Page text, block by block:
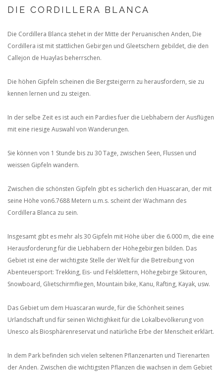
DIE CORDILLERA BLANCA
Die Cordillera Blanca stehet in der Mitte der Peruanischen Anden, Die
Cordillera ist mit stattlichen Gebirgen und Gleetschern gebildet, die den
Callejon de Huaylas beherrschen.
Die höhen Gipfeln scheinen die Bergsteigerrn zu herausfordern, sie zu
kennen lernen und zu steigen.
In der selbe Zeit es ist auch ein Pardies fuer die Liebhabern der Ausflügen
mit eine riesige Auswahl von Wanderungen.
Sie können von 1 Stunde bis zu 30 Tage, zwischen Seen, Flussen und
weissen Gipfeln wandern.
Zwischen die schönsten Gipfeln gibt es sicherlich den Huascaran, der mit
seine Höhe von6.7688 Metern u.m.s. scheint der Wachmann des
Cordillera Blanca zu sein.
Insgesamt gibt es mehr als 30 Gipfeln mit Höhe über die 6.000 m, die eine
Herausforderung für die Liebhabern der Höhegebirgen bilden. Das
Gebiet ist eine der wichtigste Stelle der Welt für die Betreibung von
Abenteuersport: Trekking, Eis- und Felsklettern, Höhegebirge Skitouren,
Snowboard, Glietschirmfliegen, Mountain bike, Kanu, Rafting, Kayak, usw.
Das Gebiet um dem Huascaran wurde, für die Schönheit seines
Urlandschaft und für seinen Wichtighkeit für die Lokalbevölkerung von
Unesco als Biosphärenreservat und natürliche Erbe der Menscheit erklärt.
In dem Park befinden sich vielen seltenen Pflanzenarten und Tierenarten
der Anden. Zwischen die wichtigsten Pflanzen die wachsen in dem Gebiet